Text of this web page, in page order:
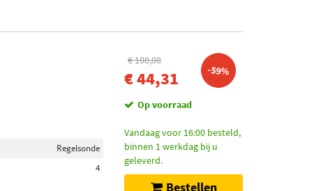
Regelsonde
4
€ 108,08
€ 44,31 -59%
Op voorraad
Vandaag voor 16:00 besteld,
binnen 1 werkdag bij u
geleverd.
Bestellen